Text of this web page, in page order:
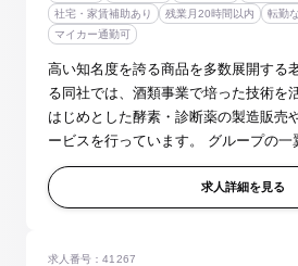
社宅・家賃補助あり
残業月20時間以内 転勤な
マイカー通勤可
高い知名度を誇る商品を多数展開する
る同社では、酒類事業で培った技術を
はじめとした酵素・診断薬の製造販売
ービスを行っています。 グループの一
ある酵素医薬品事業部にて、酵素・医
ビジネスでの品質管理業務...求人詳細を見る
求人番号：41267